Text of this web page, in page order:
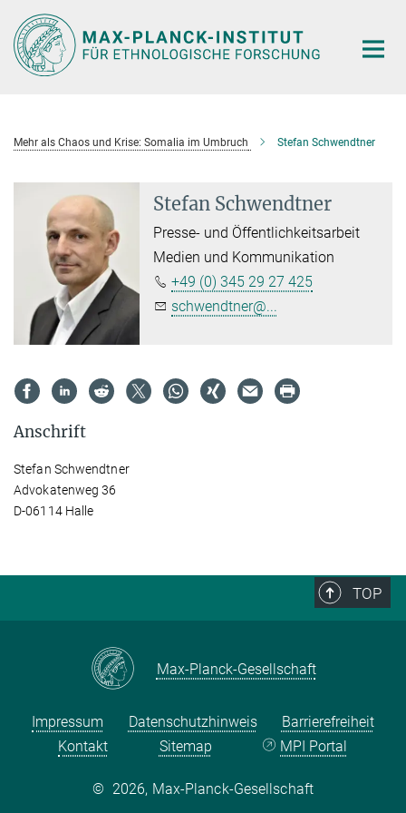
Hauptinhalt
Mehr als Chaos und Krise: Somalia im Umbruch Stefan Schwendtner
Stefan Schwendtner
Presse- und Öffentlichkeitsarbeit
Medien und Kommunikation
+49 (0) 345 29 27 425
schwendtner@...
Anschrift
Stefan Schwendtner
Advokatenweg 36
D-06114 Halle
TOP
Max-Planck-Gesellschaft
Impressum Datenschutzhinweis
Barrierefreiheit
Kontakt
Sitemap MPI Portal
© 2026, Max-Planck-Gesellschaft